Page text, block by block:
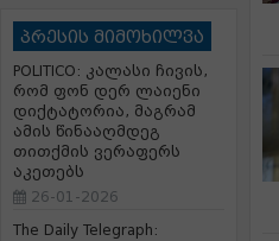
პრესის მიმოხილვა
POLITICO: კალასი ჩივის,
რომ ფონ დერ ლაიენი
დიქტატორია, მაგრამ
ამის წინააღმდეგ
თითქმის ვერაფერს
აკეთებს
26-01-2026
The Daily Telegraph: